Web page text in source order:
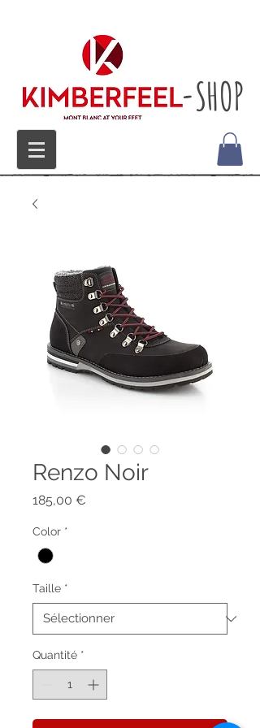
-SHOP
Renzo Noir
185,00 €
Color *
Taille *
Quantité *